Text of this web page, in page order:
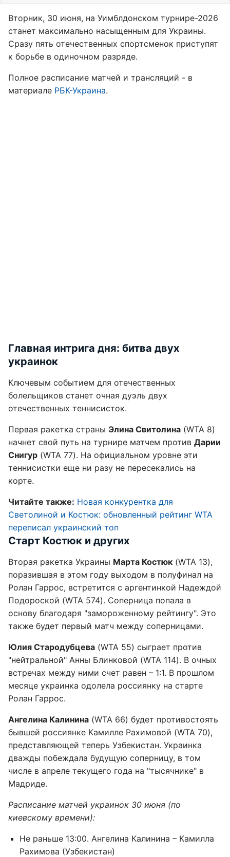
Вторник, 30 июня, на Уимблдонском турнире-2026
станет максимально насыщенным для Украины.
Сразу пять отечественных спортсменок приступят
к борьбе в одиночном разряде.
Полное расписание матчей и трансляций - в
материале РБК-Украина.
Главная интрига дня: битва двух
украинок
Ключевым событием для отечественных
болельщиков станет очная дуэль двух
отечественных теннисисток.
Первая ракетка страны Элина Свитолина (WTA 8)
начнет свой путь на турнире матчем против Дарии
Снигур (WTA 77). На официальном уровне эти
теннисистки еще ни разу не пересекались на
корте.
Читайте также: Новая конкурентка для
Светолиной и Костюк: обновленный рейтинг WTA
переписал украинский топ
Старт Костюк и других
Вторая ракетка Украины Марта Костюк (WTA 13),
поразившая в этом году выходом в полуфинал на
Ролан Гаррос, встретится с аргентинкой Надеждой
Подороской (WTA 574). Соперница попала в
основу благодаря "замороженному рейтингу". Это
также будет первый матч между соперницами.
Юлия Стародубцева (WTA 55) сыграет против
"нейтральной" Анны Блинковой (WTA 114). В очных
встречах между ними счет равен – 1:1. В прошлом
месяце украинка одолела россиянку на старте
Ролан Гаррос.
Ангелина Калинина (WTA 66) будет противостоять
бывшей россиянке Камилле Рахимовой (WTA 70),
представляющей теперь Узбекистан. Украинка
дважды побеждала будущую соперницу, в том
числе в апреле текущего года на "тысячнике" в
Мадриде.
Расписание матчей украинок 30 июня (по
киевскому времени):
Не раньше 13:00. Ангелина Калинина – Камилла
Рахимова (Узбекистан)